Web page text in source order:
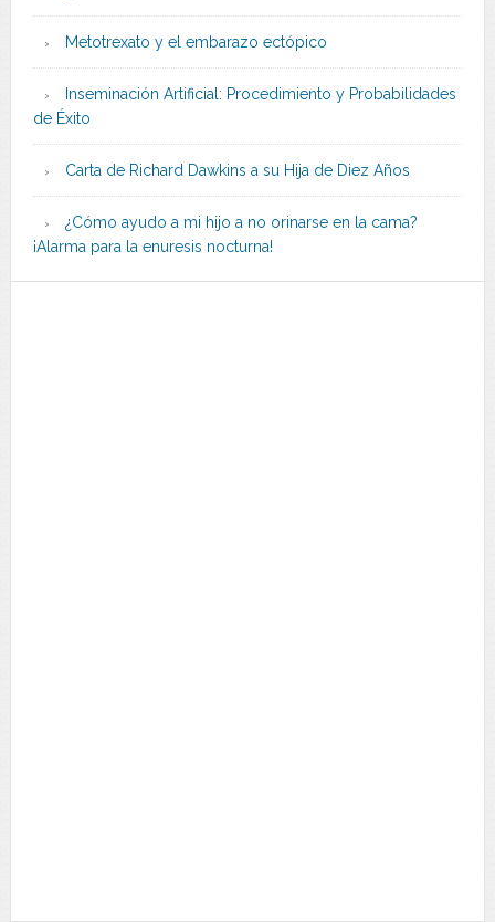
Metotrexato y el embarazo ectópico
Inseminación Artificial: Procedimiento y Probabilidades
de Éxito
Carta de Richard Dawkins a su Hija de Diez Años
¿Cómo ayudo a mi hijo a no orinarse en la cama?
¡Alarma para la enuresis nocturna!